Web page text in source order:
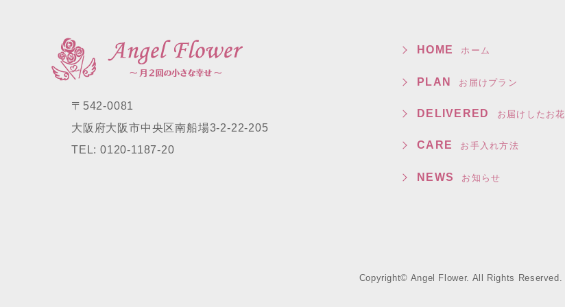
〒542-0081
大阪府大阪市中央区南船場3-2-22-205
TEL: 0120-1187-20
HOME ホーム
PLAN お届けプラン
DELIVERED お届けしたお花
CARE お手入れ方法
NEWS お知らせ
Copyright© Angel Flower. All Rights Reserved.